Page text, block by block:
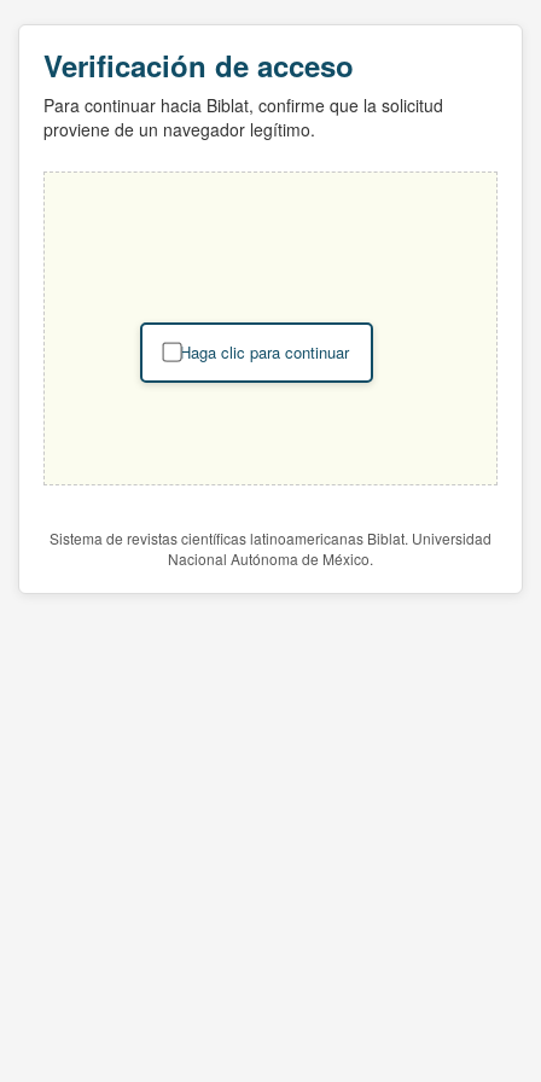
Verificación de acceso
Para continuar hacia Biblat, confirme que la solicitud
proviene de un navegador legítimo.
Haga clic para continuar
Sistema de revistas científicas latinoamericanas Biblat. Universidad
Nacional Autónoma de México.